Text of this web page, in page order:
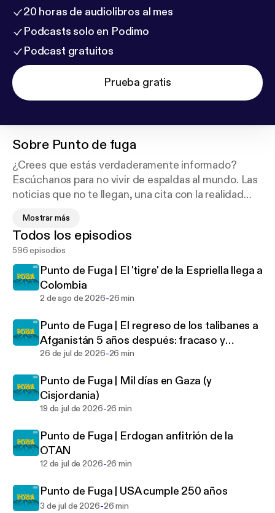
20 horas de audiolibros al mes
Podcasts solo en Podimo
Podcast gratuitos
Prueba gratis
Sobre Punto de fuga
¿Crees que estás verdaderamente informado?
Escúchanos para no vivir de espaldas al mundo. Las
noticias que no te llegan, una cita con la realidad
este mundo globalizado. No por caridad, sino por
justicia social. En directo los sábados a las 05:00 y a
cualquier hora si te suscribes.
Mostrar más
Todos los episodios
596 episodios
Punto de Fuga | El 'tigre' de la Espriella llega a
Colombia
2 de ago de 2026-26 min
Punto de Fuga | El regreso de los talibanes a
Afganistán 5 años después: fracaso y
aceptación internacional
26 de jul de 2026-26 min
Punto de Fuga | Mil días en Gaza (y
Cisjordania)
19 de jul de 2026-26 min
Punto de Fuga | Erdogan anfitrión de la
OTAN
12 de jul de 2026-26 min
Punto de Fuga | USA cumple 250 años
3 de jul de 2026-26 min